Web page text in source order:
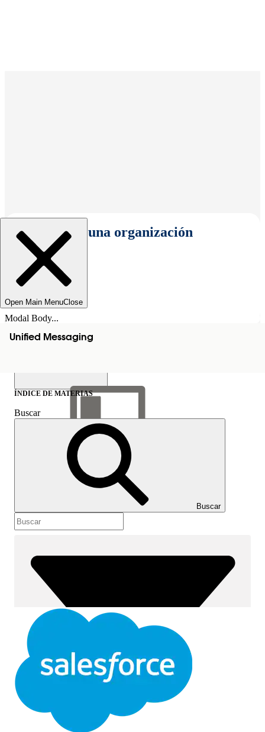
Seleccionar una organización
Open Main MenuClose
Modal Body...
Unified Messaging
Mostrar índice de
materias
Índice de materias
ÍNDICE DE MATERIAS
Buscar
Buscar